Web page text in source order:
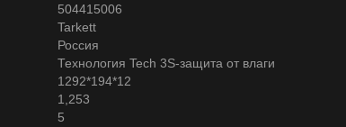
504415006
Tarkett
Россия
Технология Tech 3S-защита от влаги
1292*194*12
1,253
5